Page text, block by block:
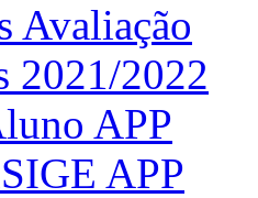
Avaliação
2021/2022
APP
APP